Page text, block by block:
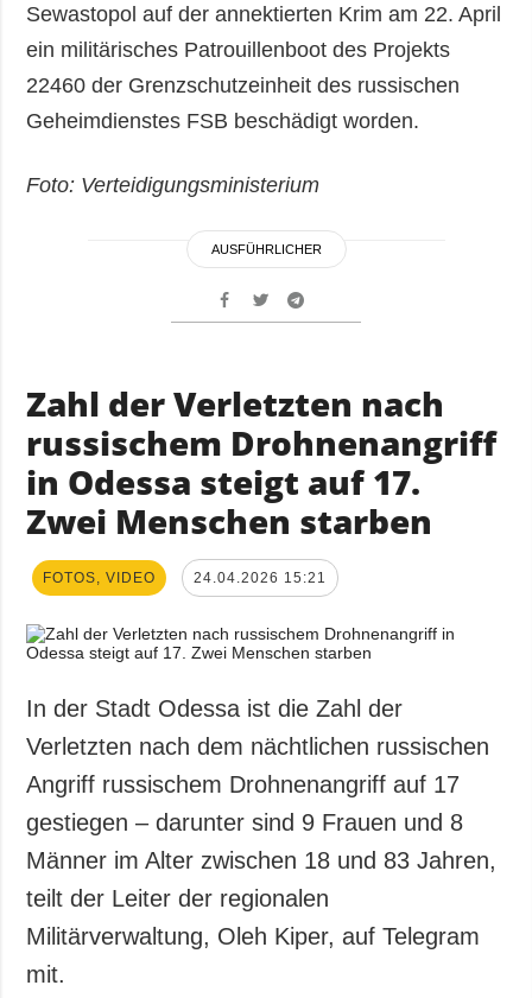
Sewastopol auf der annektierten Krim am 22. April
ein militärisches Patrouillenboot des Projekts
22460 der Grenzschutzeinheit des russischen
Geheimdienstes FSB beschädigt worden.
Foto: Verteidigungsministerium
AUSFÜHRLICHER
Zahl der Verletzten nach
russischem Drohnenangriff
in Odessa steigt auf 17.
Zwei Menschen starben
FOTOS, VIDEO 24.04.2026 15:21
In der Stadt Odessa ist die Zahl der
Verletzten nach dem nächtlichen russischen
Angriff russischem Drohnenangriff auf 17
gestiegen – darunter sind 9 Frauen und 8
Männer im Alter zwischen 18 und 83 Jahren,
teilt der Leiter der regionalen
Militärverwaltung, Oleh Kiper, auf Telegram
mit.